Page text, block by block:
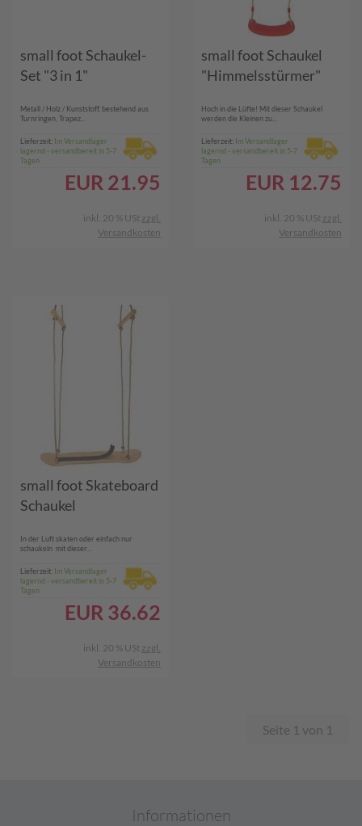
small foot Schaukel-
Set "3 in 1"
Metall / Holz / Kunststoff, bestehend aus
Turnringen, Trapez...
Lieferzeit: Im Versandlager
lagernd - versandbereit in 5-7
Tagen
EUR 21.95
inkl. 20 % USt zzgl.
Versandkosten
small foot Schaukel
"Himmelsstürmer"
Hoch in die Lüfte! Mit dieser Schaukel
werden die Kleinen zu...
Lieferzeit: Im Versandlager
lagernd - versandbereit in 5-7
Tagen
EUR 12.75
inkl. 20 % USt zzgl.
Versandkosten
small foot Skateboard
Schaukel
In der Luft skaten oder einfach nur
schaukeln  mit dieser...
Lieferzeit: Im Versandlager
lagernd - versandbereit in 5-7
Tagen
EUR 36.62
inkl. 20 % USt zzgl.
Versandkosten
Seite 1 von 1
Informationen